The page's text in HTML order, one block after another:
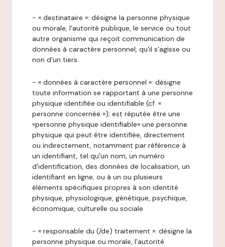
- « destinataire »: désigne la personne physique
ou morale, l'autorité publique, le service ou tout
autre organisme qui reçoit communication de
données à caractère personnel, qu'il s'agisse ou
non d'un tiers.
- « données à caractère personnel »: désigne
toute information se rapportant à une personne
physique identifiée ou identifiable (cf. «
personne concernée »); est réputée être une
«personne physique identifiable» une personne
physique qui peut être identifiée, directement
ou indirectement, notamment par référence à
un identifiant, tel qu'un nom, un numéro
d'identification, des données de localisation, un
identifiant en ligne, ou à un ou plusieurs
éléments spécifiques propres à son identité
physique, physiologique, génétique, psychique,
économique, culturelle ou sociale.
- « responsable du (/de) traitement »: désigne la
personne physique ou morale, l'autorité